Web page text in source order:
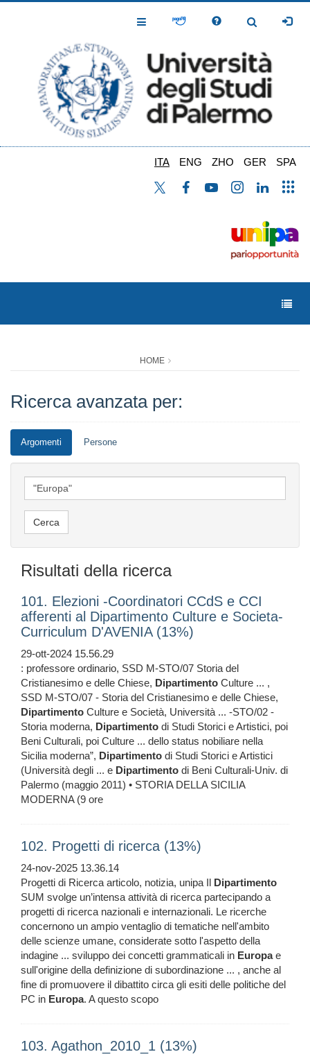
Toggle
Toggle
ITA ENG ZHO GER SPA
HOME
Ricerca avanzata per:
Argomenti Persone
Risultati della ricerca
101. Elezioni -Coordinatori CCdS e CCI
afferenti al Dipartimento Culture e Societa-
Curriculum D'AVENIA (13%)
29-ott-2024 15.56.29
: professore ordinario, SSD M-STO/07 Storia del
Cristianesimo e delle Chiese, Dipartimento Culture ... ,
SSD M-STO/07 - Storia del Cristianesimo e delle Chiese,
Dipartimento Culture e Società, Università ... -STO/02 -
Storia moderna, Dipartimento di Studi Storici e Artistici, poi
Beni Culturali, poi Culture ... dello status nobiliare nella
Sicilia moderna”, Dipartimento di Studi Storici e Artistici
(Università degli ... e Dipartimento di Beni Culturali-Univ. di
Palermo (maggio 2011) • STORIA DELLA SICILIA
MODERNA (9 ore
102. Progetti di ricerca (13%)
24-nov-2025 13.36.14
Progetti di Ricerca articolo, notizia, unipa Il Dipartimento
SUM svolge un’intensa attività di ricerca partecipando a
progetti di ricerca nazionali e internazionali. Le ricerche
concernono un ampio ventaglio di tematiche nell'ambito
delle scienze umane, considerate sotto l'aspetto della
indagine ... sviluppo dei concetti grammaticali in Europae
sull'origine della definizione di subordinazione ... , anche al
fine di promuovere il dibattito circa gli esiti delle politiche del
PC in Europa. A questo scopo
103. Agathon_2010_1 (13%)